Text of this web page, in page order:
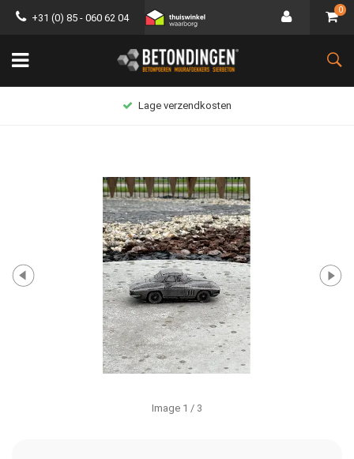
+31 (0) 85 - 060 62 04
0
Lage verzendkosten
Image 1 / 3